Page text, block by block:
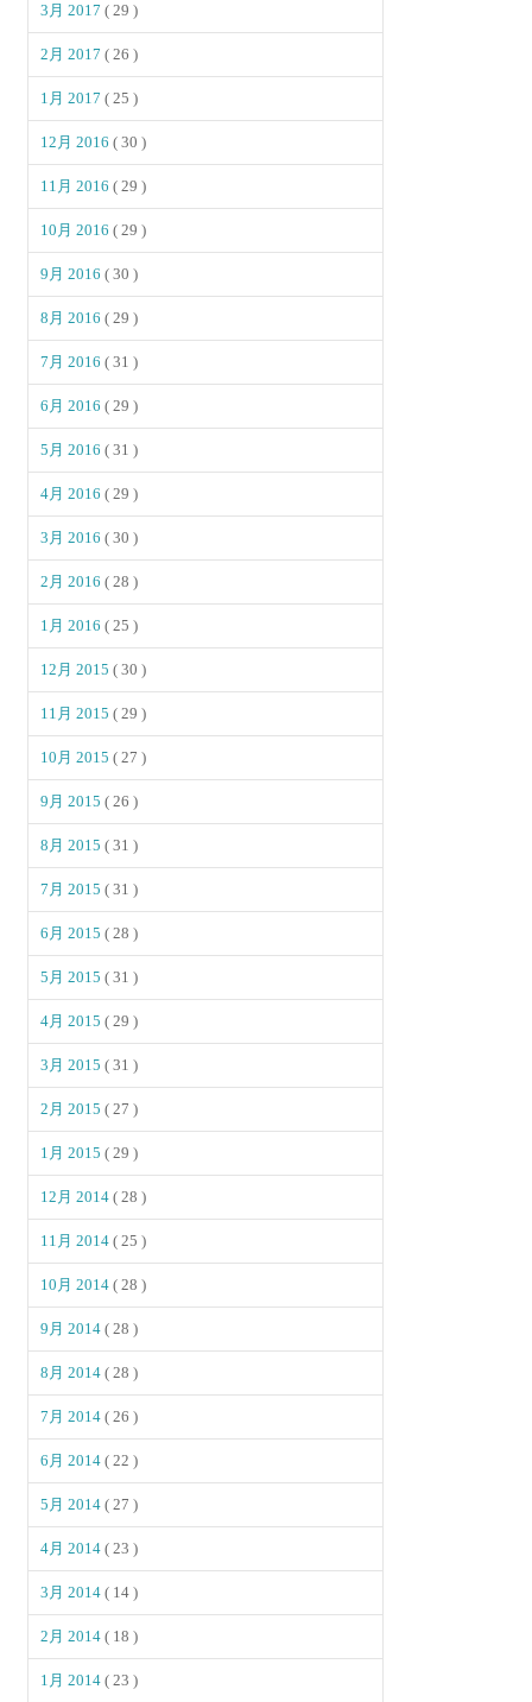
3月 2017( 29 )
2月 2017( 26 )
1月 2017( 25 )
12月 2016( 30 )
11月 2016( 29 )
10月 2016( 29 )
9月 2016( 30 )
8月 2016( 29 )
7月 2016( 31 )
6月 2016( 29 )
5月 2016( 31 )
4月 2016( 29 )
3月 2016( 30 )
2月 2016( 28 )
1月 2016( 25 )
12月 2015( 30 )
11月 2015( 29 )
10月 2015( 27 )
9月 2015( 26 )
8月 2015( 31 )
7月 2015( 31 )
6月 2015( 28 )
5月 2015( 31 )
4月 2015( 29 )
3月 2015( 31 )
2月 2015( 27 )
1月 2015( 29 )
12月 2014( 28 )
11月 2014( 25 )
10月 2014( 28 )
9月 2014( 28 )
8月 2014( 28 )
7月 2014( 26 )
6月 2014( 22 )
5月 2014( 27 )
4月 2014( 23 )
3月 2014( 14 )
2月 2014( 18 )
1月 2014( 23 )